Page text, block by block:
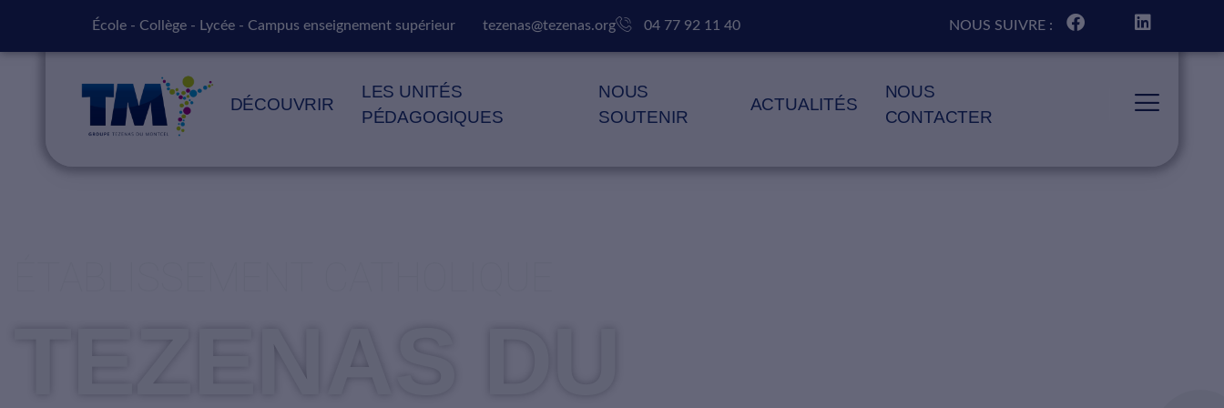
École - Collège - Lycée - Campus enseignement supérieur tezenas@tezenas.org 04 77 92 11 40 NOUS SUIVRE :
DÉCOUVRIR
LES UNITÉS
PÉDAGOGIQUES
NOUS
SOUTENIR
ACTUALITÉS
NOUS
CONTACTER
TEZENAS DU